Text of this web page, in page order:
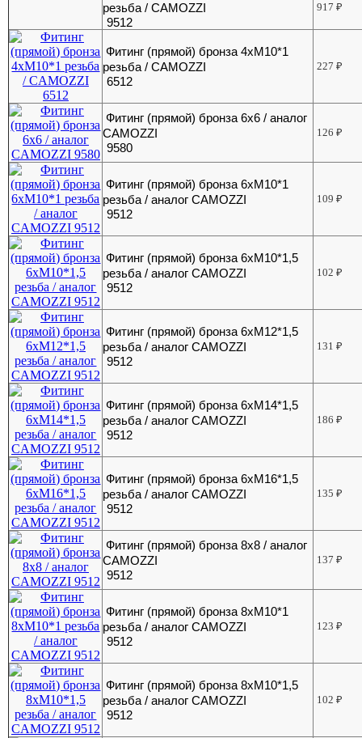
резьба / CAMOZZI
9512
917₽
Фитинг (прямой) бронза 4хМ10*1
резьба / CAMOZZI
6512
227₽
Фитинг (прямой) бронза 6х6 / аналог
CAMOZZI
9580
126₽
Фитинг (прямой) бронза 6хМ10*1
резьба / аналог CAMOZZI
9512
109₽
Фитинг (прямой) бронза 6хМ10*1,5
резьба / аналог CAMOZZI
9512
102₽
Фитинг (прямой) бронза 6хМ12*1,5
резьба / аналог CAMOZZI
9512
131₽
Фитинг (прямой) бронза 6хМ14*1,5
резьба / аналог CAMOZZI
9512
186₽
Фитинг (прямой) бронза 6хМ16*1,5
резьба / аналог CAMOZZI
9512
135₽
Фитинг (прямой) бронза 8х8 / аналог
CAMOZZI
9512
137₽
Фитинг (прямой) бронза 8хМ10*1
резьба / аналог CAMOZZI
9512
123₽
Фитинг (прямой) бронза 8хМ10*1,5
резьба / аналог CAMOZZI
9512
102₽